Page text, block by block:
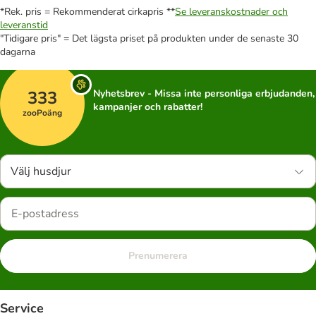
*Rek. pris = Rekommenderat cirkapris **Se leveranskostnader och
leveranstid
"Tidigare pris" = Det lägsta priset på produkten under de senaste 30
dagarna
333
zooPoäng
Nyhetsbrev - Missa inte personliga erbjudanden,
kampanjer och rabatter!
Välj husdjur
Prenumerera
Service